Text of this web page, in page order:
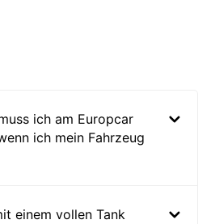
ich am Europcar
ich mein Fahrzeug
einem vollen Tank